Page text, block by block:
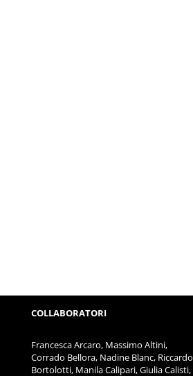
COLLABORATORI
Francesca Arcaro, Massimo Altini,
Corrado Bellora, Nadine Blanc, Riccardo
Bortolotti, Manila Calipari, Giulia Calisti,